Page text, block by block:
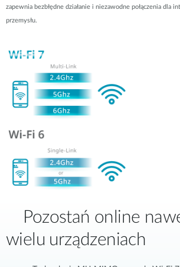
zapewnia bezbłędne działanie i niezawodne połączenia dla
przemysłu.
Pozostań online
wielu urządzeniach